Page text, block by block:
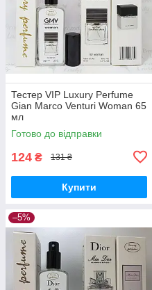
Тестер VIP Luxury Perfume
Gian Marco Venturi Woman 65
мл
Готово до відправки
124 ₴ 131 ₴
Купити
–5%